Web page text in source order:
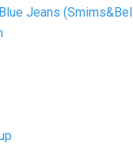
Blue Jeans